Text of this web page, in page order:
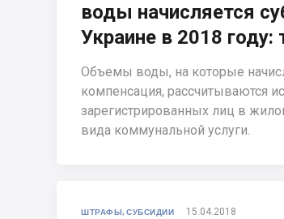
воды начисляется
Украине в 2018 году:
Объемы воды, на которые
компенсация, рассчитываются
зарегистрированных лиц в
вида коммунальной услуги.
ШТРАФЫ, СУБСИДИИ 15.04.2018